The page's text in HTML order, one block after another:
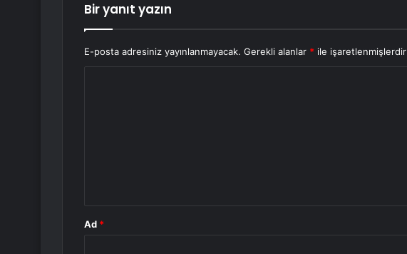
Bir yanıt yazın
E-posta adresiniz yayınlanmayacak. Gerekli alanlar * ile işaretlenmişlerdir
Ad *